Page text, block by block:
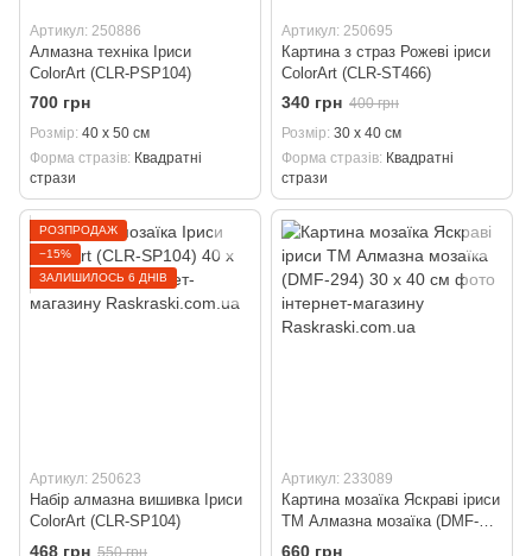
Артикул: 250886
Алмазна техніка Іриси
ColorArt (CLR-PSP104)
700 грн
Розмір 40 х 50 см
Форма стразів Квадратні
стрази
Артикул: 250695
Картина з страз Рожеві іриси
ColorArt (CLR-ST466)
340 грн 400 грн
Розмір 30 х 40 см
Форма стразів Квадратні
стрази
РОЗПРОДАЖ
−15%
ЗАЛИШИЛОСЬ 6 ДНІВ
Артикул: 250623
Набір алмазна вишивка Іриси
ColorArt (CLR-SP104)
468 грн 550 грн
Артикул: 233089
Картина мозаїка Яскраві іриси
ТМ Алмазна мозаїка (DMF-
294) 30 х 40 см
660 грн